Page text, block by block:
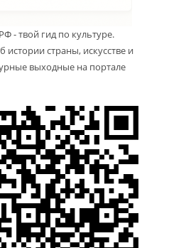
- твой гид по культуре.
истории страны, искусстве и
выходные на портале